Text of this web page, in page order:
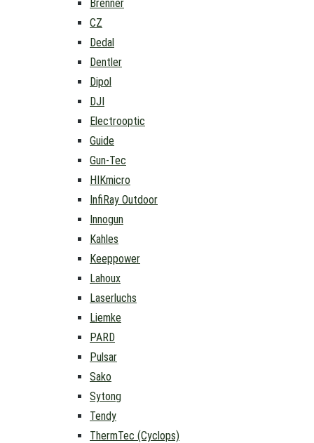
Brenner
CZ
Dedal
Dentler
Dipol
DJI
Electrooptic
Guide
Gun-Tec
HIKmicro
InfiRay Outdoor
Innogun
Kahles
Keeppower
Lahoux
Laserluchs
Liemke
PARD
Pulsar
Sako
Sytong
Tendy
ThermTec (Cyclops)